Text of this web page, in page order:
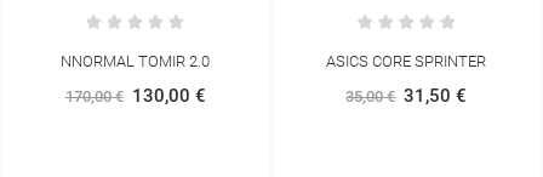
ASICS CORE SPRINTER
35,00 € 31,50 €
HOKA SKYFLOW JACKET W
APRICOT